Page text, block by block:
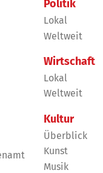
Politik
Lokal
Weltweit
Wirtschaft
Lokal
Weltweit
Kultur
Überblick
Kunst
Musik